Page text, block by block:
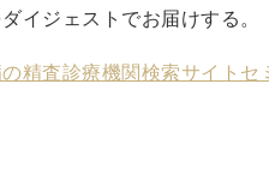
イジェストでお届けする。
精査診療機関検索サイトセ